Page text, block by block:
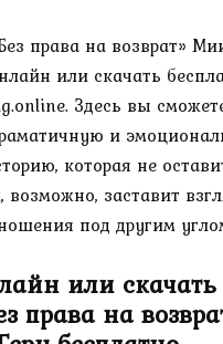
права на возврат»
или скачать
Здесь вы
и
которая не
заставит
под другим
или
права на